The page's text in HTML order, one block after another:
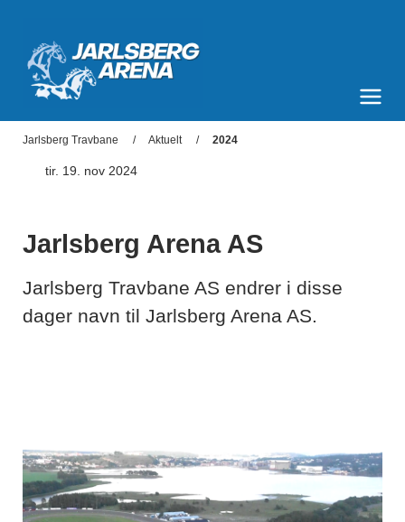
Jarlsberg Travbane Aktuelt 2024
tir. 19. nov 2024
Jarlsberg Arena AS
Jarlsberg Travbane AS endrer i disse
dager navn til Jarlsberg Arena AS.